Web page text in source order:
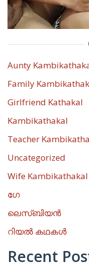
Aunty
Family
Girlfriend Kathakal
Kambikathakal
Teacher
Uncategorized
Wife Kambikathakal
ഗേ
ലെസ്ബിയൻ
റിയൽ കഥകൾ
Recent